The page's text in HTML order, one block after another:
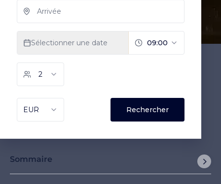
Sommaire